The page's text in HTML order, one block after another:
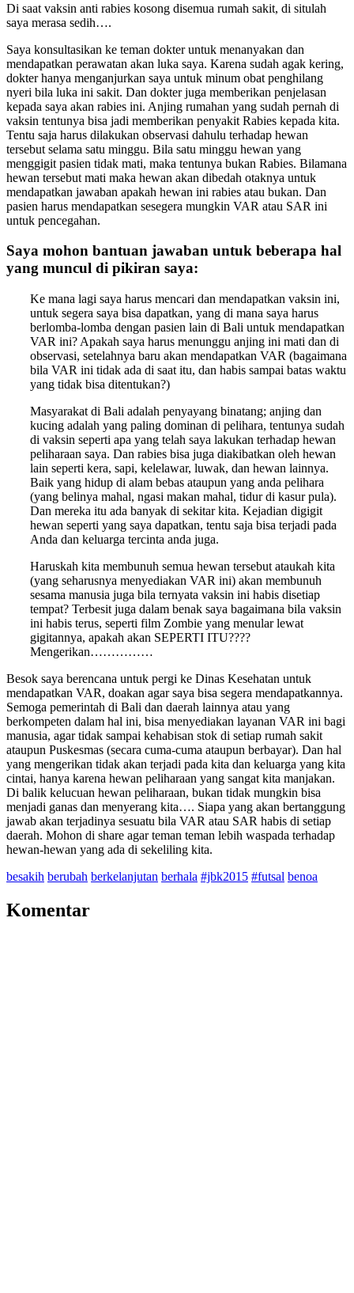
Di saat vaksin anti rabies kosong disemua rumah sakit, di situlah
saya merasa sedih….
Saya konsultasikan ke teman dokter untuk menanyakan dan
mendapatkan perawatan akan luka saya. Karena sudah agak kering,
dokter hanya menganjurkan saya untuk minum obat penghilang
nyeri bila luka ini sakit. Dan dokter juga memberikan penjelasan
kepada saya akan rabies ini. Anjing rumahan yang sudah pernah di
vaksin tentunya bisa jadi memberikan penyakit Rabies kepada kita.
Tentu saja harus dilakukan observasi dahulu terhadap hewan
tersebut selama satu minggu. Bila satu minggu hewan yang
menggigit pasien tidak mati, maka tentunya bukan Rabies. Bilamana
hewan tersebut mati maka hewan akan dibedah otaknya untuk
mendapatkan jawaban apakah hewan ini rabies atau bukan. Dan
pasien harus mendapatkan sesegera mungkin VAR atau SAR ini
untuk pencegahan.
Saya mohon bantuan jawaban untuk beberapa hal
yang muncul di pikiran saya:
Ke mana lagi saya harus mencari dan mendapatkan vaksin ini,
untuk segera saya bisa dapatkan, yang di mana saya harus
berlomba-lomba dengan pasien lain di Bali untuk mendapatkan
VAR ini? Apakah saya harus menunggu anjing ini mati dan di
observasi, setelahnya baru akan mendapatkan VAR (bagaimana
bila VAR ini tidak ada di saat itu, dan habis sampai batas waktu
yang tidak bisa ditentukan?)
Masyarakat di Bali adalah penyayang binatang; anjing dan
kucing adalah yang paling dominan di pelihara, tentunya sudah
di vaksin seperti apa yang telah saya lakukan terhadap hewan
peliharaan saya. Dan rabies bisa juga diakibatkan oleh hewan
lain seperti kera, sapi, kelelawar, luwak, dan hewan lainnya.
Baik yang hidup di alam bebas ataupun yang anda pelihara
(yang belinya mahal, ngasi makan mahal, tidur di kasur pula).
Dan mereka itu ada banyak di sekitar kita. Kejadian digigit
hewan seperti yang saya dapatkan, tentu saja bisa terjadi pada
Anda dan keluarga tercinta anda juga.
Haruskah kita membunuh semua hewan tersebut ataukah kita
(yang seharusnya menyediakan VAR ini) akan membunuh
sesama manusia juga bila ternyata vaksin ini habis disetiap
tempat? Terbesit juga dalam benak saya bagaimana bila vaksin
ini habis terus, seperti film Zombie yang menular lewat
gigitannya, apakah akan SEPERTI ITU????
Mengerikan……………
Besok saya berencana untuk pergi ke Dinas Kesehatan untuk
mendapatkan VAR, doakan agar saya bisa segera mendapatkannya.
Semoga pemerintah di Bali dan daerah lainnya atau yang
berkompeten dalam hal ini, bisa menyediakan layanan VAR ini bagi
manusia, agar tidak sampai kehabisan stok di setiap rumah sakit
ataupun Puskesmas (secara cuma-cuma ataupun berbayar). Dan hal
yang mengerikan tidak akan terjadi pada kita dan keluarga yang kita
cintai, hanya karena hewan peliharaan yang sangat kita manjakan.
Di balik kelucuan hewan peliharaan, bukan tidak mungkin bisa
menjadi ganas dan menyerang kita…. Siapa yang akan bertanggung
jawab akan terjadinya sesuatu bila VAR atau SAR habis di setiap
daerah. Mohon di share agar teman teman lebih waspada terhadap
hewan-hewan yang ada di sekeliling kita.
besakih berubah berkelanjutan berhala #jbk2015 #futsal benoa
Komentar